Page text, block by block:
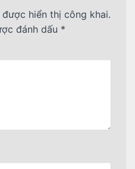
hiển thị công khai.
đánh dấu *